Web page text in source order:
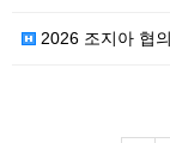
2026 조지아 협의회 예